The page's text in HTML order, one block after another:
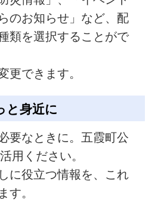
のお知らせ」など、配
類を選択することがで
更できます。
と身近に
要なときに。五霞町公
用ください。
に役立つ情報を、これ
す。